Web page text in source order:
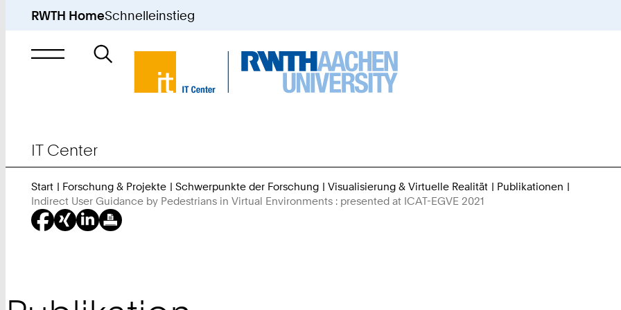
RWTH HomeSchnelleinstieg
Suche
nach
IT Center
Start Forschung & Projekte Schwerpunkte der Forschung Visualisierung & Virtuelle Realität
Publikationen
Indirect User Guidance by Pedestrians in Virtual Environments : presented at ICAT-EGVE 2021